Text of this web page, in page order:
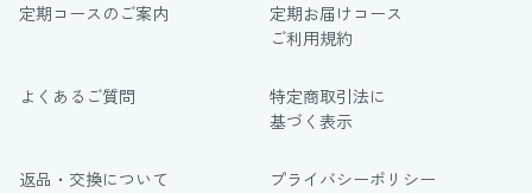
定期コースのご案内
定期お届けコース
ご利用規約
よくあるご質問
特定商取引法に
基づく表示
返品・交換について プライバシーポリシー